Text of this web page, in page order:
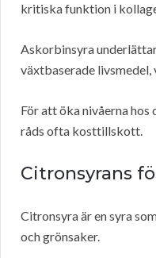
kritiska funktion i
Askorbinsyra
växtbaserade
För att öka nivåerna
råds ofta kosttillskott.
Citronsyrans
Citronsyra är en syra
och grönsaker.